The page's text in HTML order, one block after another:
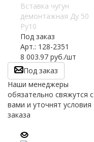
Вставка чугун
демонтажная Ду 50
Ру10
Под заказ
Арт.: 128-2351
8 003.97 руб./шт
Под заказ
Наши менеджеры
обязательно свяжутся с
вами и уточнят условия
заказа